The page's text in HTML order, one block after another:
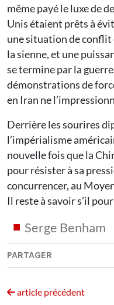
même payé le luxe de
Unis étaient prêts à
une situation de conflit
la sienne, et une
se termine par la
démonstrations de
en Iran ne
Derrière les sourires
l’impérialisme
nouvelle fois que la
pour résister à sa
concurrencer, au
Il reste à savoir s’il
Serge Benham
PARTAGER
article précédent